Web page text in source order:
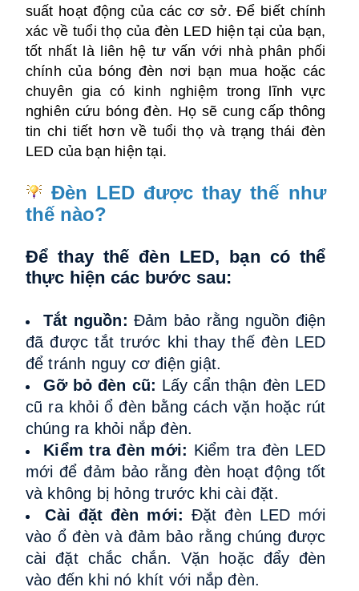
suất hoạt động của các cơ sở. Để biết chính
xác về tuổi thọ của đèn LED hiện tại của bạn,
tốt nhất là liên hệ tư vấn với nhà phân phối
chính của bóng đèn nơi bạn mua hoặc các
chuyên gia có kinh nghiệm trong lĩnh vực
nghiên cứu bóng đèn. Họ sẽ cung cấp thông
tin chi tiết hơn về tuổi thọ và trạng thái đèn
LED của bạn hiện tại.
Đèn LED được thay thế như
thế nào?
Để thay thế đèn LED, bạn có thể
thực hiện các bước sau:
Tắt nguồn: Đảm bảo rằng nguồn điện
đã được tắt trước khi thay thế đèn LED
để tránh nguy cơ điện giật.
Gỡ bỏ đèn cũ: Lấy cẩn thận đèn LED
cũ ra khỏi ổ đèn bằng cách vặn hoặc rút
chúng ra khỏi nắp đèn.
Kiểm tra đèn mới: Kiểm tra đèn LED
mới để đảm bảo rằng đèn hoạt động tốt
và không bị hỏng trước khi cài đặt.
Cài đặt đèn mới: Đặt đèn LED mới
vào ổ đèn và đảm bảo rằng chúng được
cài đặt chắc chắn. Vặn hoặc đẩy đèn
vào đến khi nó khít với nắp đèn.